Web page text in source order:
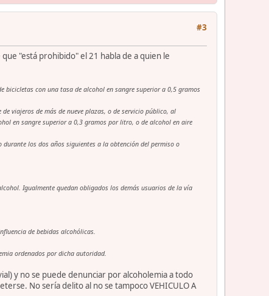
#3
"está prohibido" el 21 habla de a quien le
con una tasa de alcohol en sangre superior a 0,5 gramos
viajeros de más de nueve plazas, o de servicio público, al
en sangre superior a 0,3 gramos por litro, o de alcohol en aire
los dos años siguientes a la obtención del permiso o
Igualmente quedan obligados los demás usuarios de la vía
de bebidas alcohólicas.
ordenados por dicha autoridad.
y no se puede denunciar por alcoholemia a todo
No sería delito al no se tampoco VEHICULO A